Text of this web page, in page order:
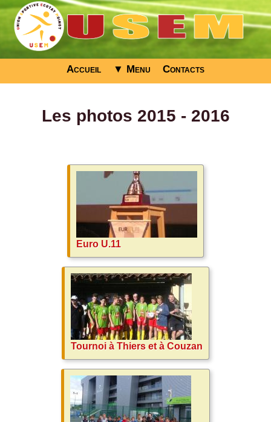
Accueil ▼ Menu Contacts
Les photos 2015 - 2016
Euro U.11
Tournoi à Thiers et à Couzan